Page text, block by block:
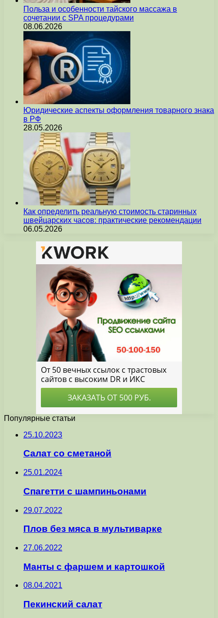
Польза и особенности тайского массажа в
сочетании с SPA процедурами
08.06.2026
Юридические аспекты оформления товарного знака
в РФ
28.05.2026
Как определить реальную стоимость старинных
швейцарских часов: практические рекомендации
06.05.2026
Популярные статьи
25.10.2023
Салат со сметаной
25.01.2024
Спагетти с шампиньонами
29.07.2022
Плов без мяса в мультиварке
27.06.2022
Манты с фаршем и картошкой
08.04.2021
Пекинский салат